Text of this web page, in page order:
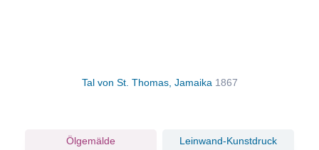
Tal von St. Thomas, Jamaika 1867
Ölgemälde
Leinwand-Kunstdruck